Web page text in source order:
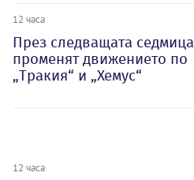
12 часа
През следващата седмица
променят движението по
„Тракия“ и „Хемус“
12 часа